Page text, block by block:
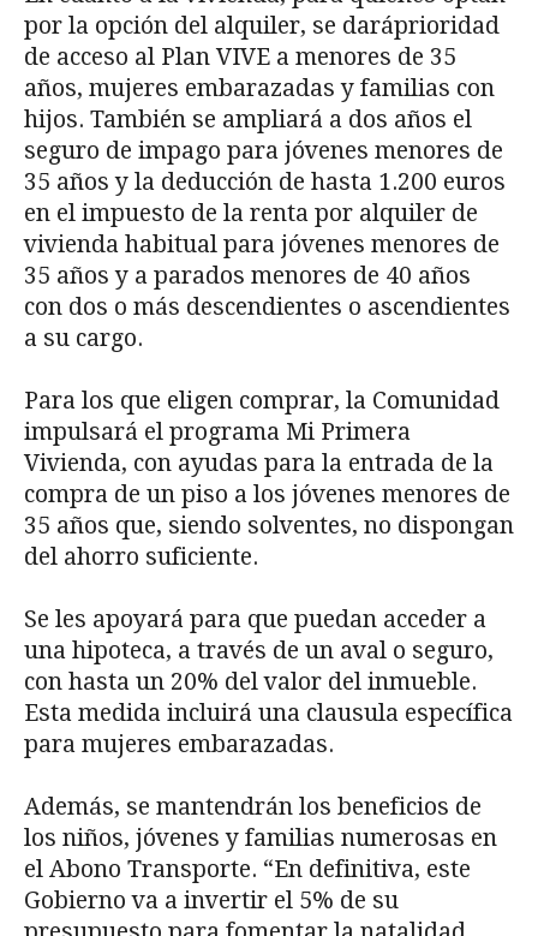
por la opción del alquiler, se daráprioridad
de acceso al Plan VIVE a menores de 35
años, mujeres embarazadas y familias con
hijos. También se ampliará a dos años el
seguro de impago para jóvenes menores de
35 años y la deducción de hasta 1.200 euros
en el impuesto de la renta por alquiler de
vivienda habitual para jóvenes menores de
35 años y a parados menores de 40 años
con dos o más descendientes o ascendientes
a su cargo.
Para los que eligen comprar, la Comunidad
impulsará el programa Mi Primera
Vivienda, con ayudas para la entrada de la
compra de un piso a los jóvenes menores de
35 años que, siendo solventes, no dispongan
del ahorro suficiente.
Se les apoyará para que puedan acceder a
una hipoteca, a través de un aval o seguro,
con hasta un 20% del valor del inmueble.
Esta medida incluirá una clausula específica
para mujeres embarazadas.
Además, se mantendrán los beneficios de
los niños, jóvenes y familias numerosas en
el Abono Transporte. “En definitiva, este
Gobierno va a invertir el 5% de su